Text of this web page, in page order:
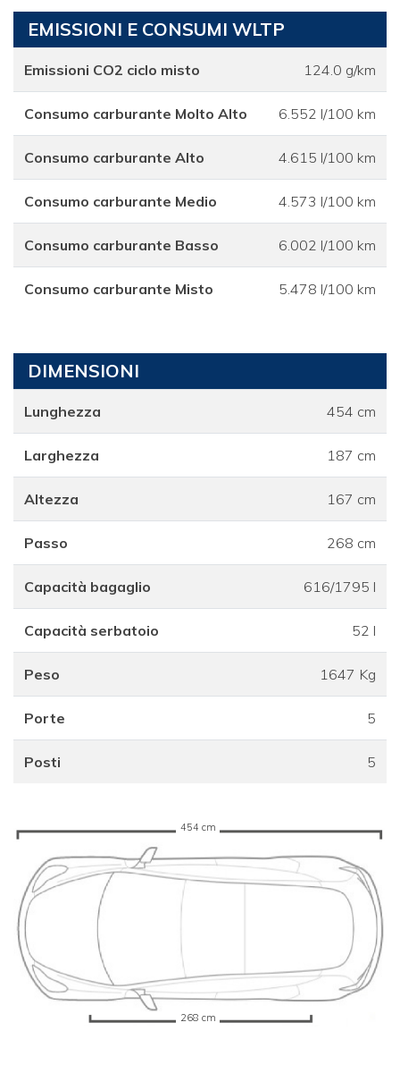
EMISSIONI E CONSUMI WLTP
Emissioni CO2 ciclo misto 124.0 g/km
Consumo carburante Molto Alto 6.552 l/100 km
Consumo carburante Alto 4.615 l/100 km
Consumo carburante Medio 4.573 l/100 km
Consumo carburante Basso 6.002 l/100 km
Consumo carburante Misto 5.478 l/100 km
DIMENSIONI
Lunghezza 454 cm
Larghezza 187 cm
Altezza 167 cm
Passo 268 cm
Capacità bagaglio 616/1795 l
Capacità serbatoio 52 l
Peso 1647 Kg
Porte 5
Posti 5
454 cm
268 cm